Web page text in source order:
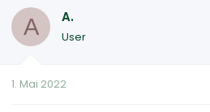
s
e
e
t
t
A A.
User
1. Mai 2022